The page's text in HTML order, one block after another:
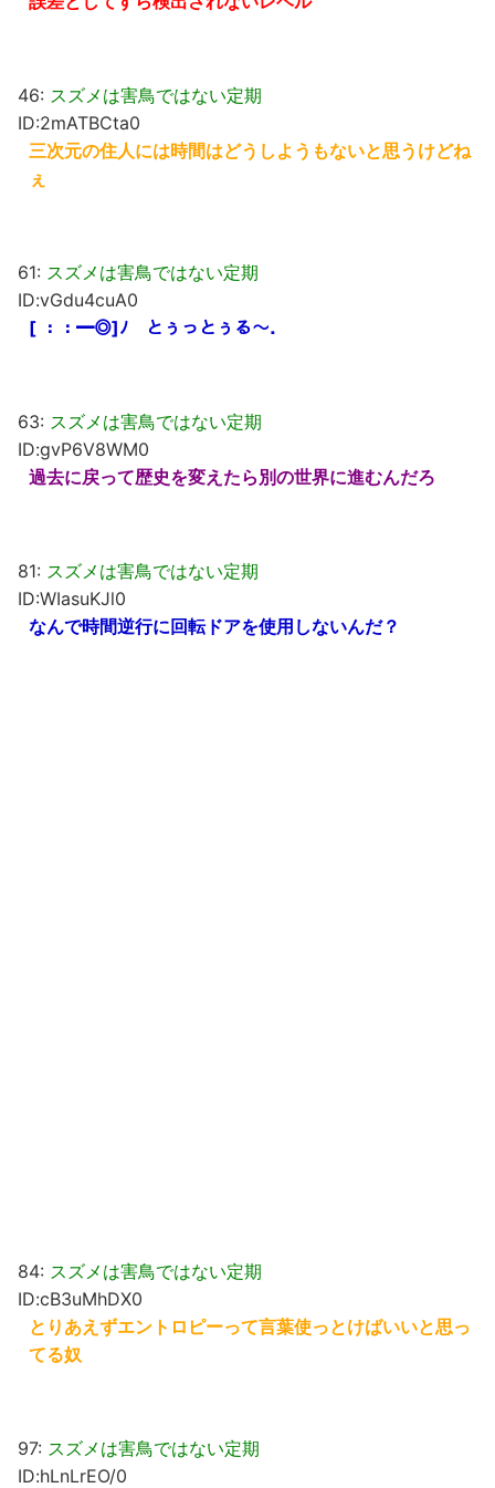
46: スズメは害鳥ではない定期
ID:2mATBCta0
三次元の住人には時間はどうしようもないと思うけどね
ぇ
61: スズメは害鳥ではない定期
ID:vGdu4cuA0
[ ：：━◎]ﾉ とぅっとぅる～．
63: スズメは害鳥ではない定期
ID:gvP6V8WM0
過去に戻って歴史を変えたら別の世界に進むんだろ
81: スズメは害鳥ではない定期
ID:WIasuKJl0
なんで時間逆行に回転ドアを使用しないんだ？
84: スズメは害鳥ではない定期
ID:cB3uMhDX0
とりあえずエントロピーって言葉使っとけばいいと思っ
てる奴
97: スズメは害鳥ではない定期
ID:hLnLrEO/0